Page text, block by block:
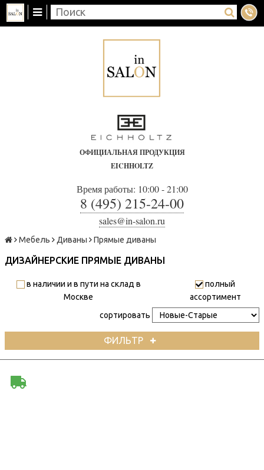
ОФИЦИАЛЬНАЯ ПРОДУКЦИЯ
EICHHOLTZ
Время работы: 10:00 - 21:00
8 (495) 215-24-00
sales@in-salon.ru
Мебель Диваны Прямые диваны
ДИЗАЙНЕРСКИЕ ПРЯМЫЕ ДИВАНЫ
в наличии и в пути на склад в
Москве
полный
ассортимент
сортировать
ФИЛЬТР